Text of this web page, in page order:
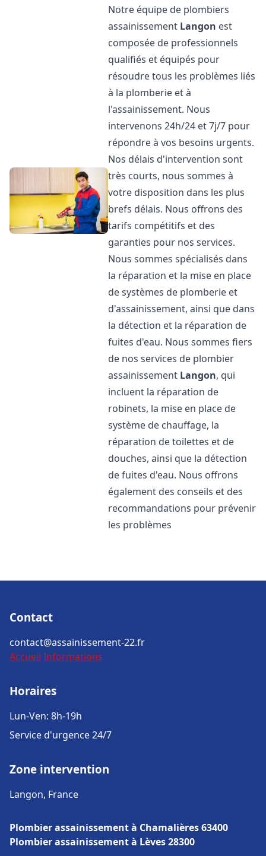
Notre équipe de plombiers
assainissement Langon est
composée de professionnels
qualifiés et équipés pour
résoudre tous les problèmes liés
à la plomberie et à
l'assainissement. Nous
intervenons 24h/24 et 7j/7 pour
répondre à vos besoins urgents.
Nos délais d'intervention sont
très courts, nous sommes à
votre disposition dans les plus
brefs délais. Nous offrons des
tarifs compétitifs et des
garanties pour nos services.
Nous sommes spécialisés dans
la réparation et la mise en place
de systèmes de plomberie et
d'assainissement, ainsi que dans
la détection et la réparation de
fuites d'eau. Nous sommes fiers
de nos services de plombier
assainissement Langon, qui
incluent la réparation de
robinets, la mise en place de
système de chauffage, la
réparation de toilettes et de
douches, ainsi que la détection
de fuites d'eau. Nous offrons
également des conseils et des
recommandations pour prévenir
les problèmes
Contact
contact@assainissement-22.fr
Accueil Informations
Horaires
Lun-Ven: 8h-19h
Service d'urgence 24/7
Zone intervention
Langon, France
Plombier assainissement à Chamalières 63400
Plombier assainissement à Lèves 28300